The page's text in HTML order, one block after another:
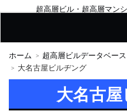
超高層ビル・超高層マン
ホーム 超高層ビルデータベース
大名古屋ビルヂング
大名古